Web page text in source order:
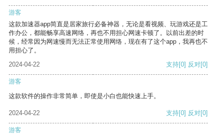
游客
这款加速器app简直是居家旅行必备神器，无论是看视频、玩游戏还是工
作办公，都能畅享高速网络，再也不用担心网速卡顿了。以前出差的时
候，经常因为网速慢而无法正常使用网络，现在有了这个app，我再也不
用担心了。
2024-04-22
支持[0] 反对[0]
游客
这款软件的操作非常简单，即使是小白也能快速上手。
2024-04-22 支持[0] 反对[0]
游客